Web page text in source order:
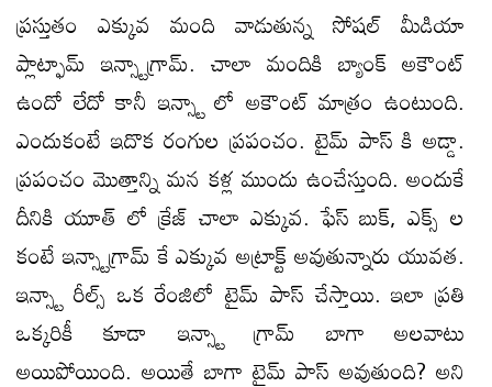
ప్రస్తుతం ఎక్కువ మంది వాడుతున్న సోషల్ మీడియా
ప్లాట్ఫామ్ ఇన్స్టాగ్రామ్. చాలా మందికి బ్యాంక్ అకౌంట్
ఉందో లేదో కానీ ఇన్స్టా లో అకౌంట్ మాత్రం ఉంటుంది.
ఎందుకంటే ఇదొక రంగుల ప్రపంచం. టైమ్ పాస్ కి అడ్డా.
ప్రపంచం మొత్తాన్ని మన కళ్ల ముందు ఉంచేస్తుంది. అందుకే
దీనికి యూత్ లో క్రేజ్ చాలా ఎక్కువ. ఫేస్ బుక్, ఎక్స్ ల
కంటే ఇన్స్టాగ్రామ్ కే ఎక్కువ అట్రాక్ట్ అవుతున్నారు యువత.
ఇన్స్టా రీల్స్ ఒక రేంజిలో టైమ్ పాస్ చేస్తాయి. ఇలా ప్రతి
ఒక్కరికీ కూడా ఇన్స్టా గ్రామ్ బాగా అలవాటు
అయిపోయింది. అయితే బాగా టైమ్ పాస్ అవుతుంది? అని